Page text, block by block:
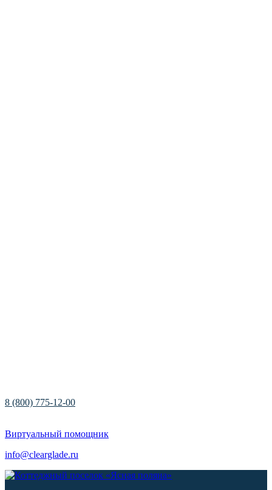
8 (800) 775-12-00
Виртуальный помощник
info@clearglade.ru